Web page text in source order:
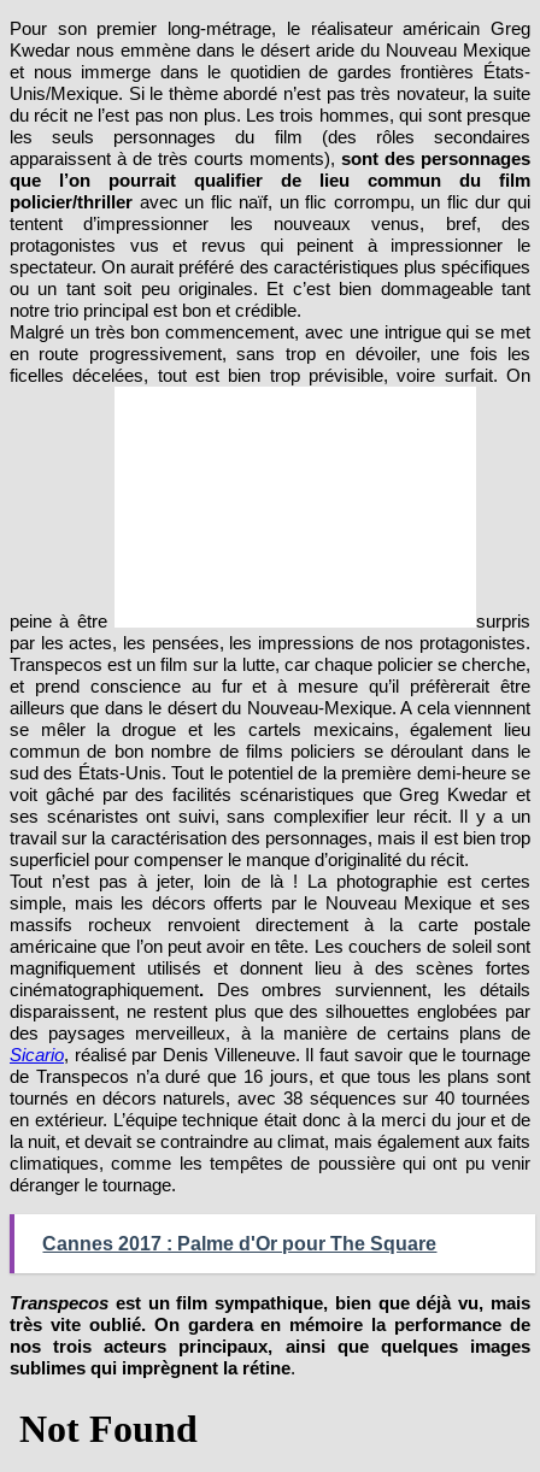
Pour son premier long-métrage, le réalisateur américain Greg
Kwedar nous emmène dans le désert aride du Nouveau Mexique
et nous immerge dans le quotidien de gardes frontières États-
Unis/Mexique. Si le thème abordé n’est pas très novateur, la suite
du récit ne l’est pas non plus. Les trois hommes, qui sont presque
les seuls personnages du film (des rôles secondaires
apparaissent à de très courts moments), sont des personnages
que l’on pourrait qualifier de lieu commun du film
policier/thriller avec un flic naïf, un flic corrompu, un flic dur qui
tentent d’impressionner les nouveaux venus, bref, des
protagonistes vus et revus qui peinent à impressionner le
spectateur. On aurait préféré des caractéristiques plus spécifiques
ou un tant soit peu originales. Et c’est bien dommageable tant
notre trio principal est bon et crédible.
Malgré un très bon commencement, avec une intrigue qui se met
en route progressivement, sans trop en dévoiler, une fois les
ficelles décelées, tout est bien trop prévisible, voire surfait. On
peine à être
surpris
par les actes, les pensées, les impressions de nos protagonistes.
Transpecos est un film sur la lutte, car chaque policier se cherche,
et prend conscience au fur et à mesure qu’il préfèrerait être
ailleurs que dans le désert du Nouveau-Mexique. A cela viennnent
se mêler la drogue et les cartels mexicains, également lieu
commun de bon nombre de films policiers se déroulant dans le
sud des États-Unis. Tout le potentiel de la première demi-heure se
voit gâché par des facilités scénaristiques que Greg Kwedar et
ses scénaristes ont suivi, sans complexifier leur récit. Il y a un
travail sur la caractérisation des personnages, mais il est bien trop
superficiel pour compenser le manque d’originalité du récit.
Tout n’est pas à jeter, loin de là ! La photographie est certes
simple, mais les décors offerts par le Nouveau Mexique et ses
massifs rocheux renvoient directement à la carte postale
américaine que l’on peut avoir en tête. Les couchers de soleil sont
magnifiquement utilisés et donnent lieu à des scènes fortes
cinématographiquement. Des ombres surviennent, les détails
disparaissent, ne restent plus que des silhouettes englobées par
des paysages merveilleux, à la manière de certains plans de
Sicario, réalisé par Denis Villeneuve. Il faut savoir que le tournage
de Transpecos n’a duré que 16 jours, et que tous les plans sont
tournés en décors naturels, avec 38 séquences sur 40 tournées
en extérieur. L’équipe technique était donc à la merci du jour et de
la nuit, et devait se contraindre au climat, mais également aux faits
climatiques, comme les tempêtes de poussière qui ont pu venir
déranger le tournage.
Cannes 2017 : Palme d'Or pour The Square
Transpecos est un film sympathique, bien que déjà vu, mais
très vite oublié. On gardera en mémoire la performance de
nos trois acteurs principaux, ainsi que quelques images
sublimes qui imprègnent la rétine.